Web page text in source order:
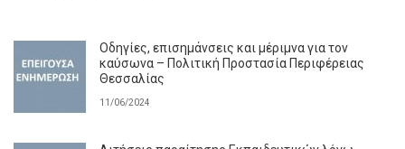
Οδηγίες, επισημάνσεις και μέριμνα για τον
καύσωνα – Πολιτική Προστασία Περιφέρειας
Θεσσαλίας
11/06/2024